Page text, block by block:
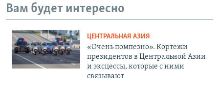
Вам будет интересно
ЦЕНТРАЛЬНАЯ АЗИЯ
«Очень помпезно». Кортежи
президентов в Центральной Азии
и эксцессы, которые с ними
связывают